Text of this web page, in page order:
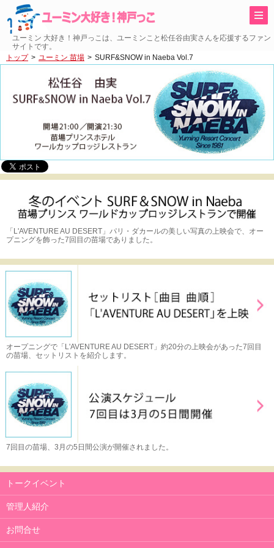
ユーミン 大好き！神戸っこは、ユーミンこと松任谷由実さんを応援するファン
サイトです。
トップ
ユーミン 苗場 SURF&SNOW in Naeba Vol.7
「L'AVENTURE AU DESERT」パリ・ダカールの美しい写真の上映会で、オー
プニングを飾った7回目の苗場でありました。
オープニングで「L'AVENTURE AU DESERT」約20分の上映会があった7回目
の苗場、セットリストを紹介します。
7回目の苗場、3月の5日間公演が開催されました。
トークイベント
管理人紹介
お問合せ